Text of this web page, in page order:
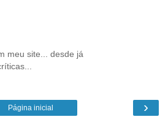
meu site... desde já
›
Página inicial